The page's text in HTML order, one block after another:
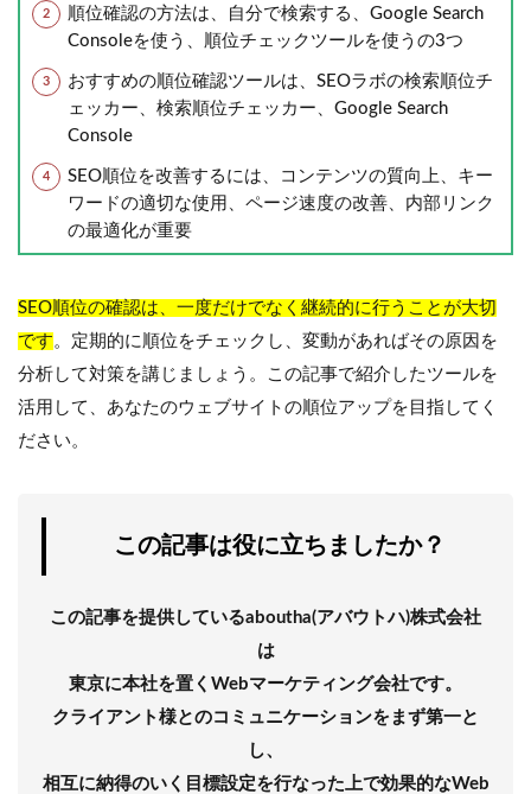
順位確認の方法は、自分で検索する、Google Search
Consoleを使う、順位チェックツールを使うの3つ
おすすめの順位確認ツールは、SEOラボの検索順位チ
ェッカー、検索順位チェッカー、Google Search
Console
SEO順位を改善するには、コンテンツの質向上、キー
ワードの適切な使用、ページ速度の改善、内部リンク
の最適化が重要
SEO順位の確認は、一度だけでなく継続的に行うことが大切
です 。定期的に順位をチェックし、変動があればその原因を
分析して対策を講じましょう。この記事で紹介したツールを
活用して、あなたのウェブサイトの順位アップを目指してく
ださい。
この記事は役に立ちましたか？
この記事を提供しているaboutha(アバウトハ)株式会社
は
東京に本社を置くWebマーケティング会社です。
クライアント様とのコミュニケーションをまず第一と
し、
相互に納得のいく目標設定を行なった上で効果的なWeb